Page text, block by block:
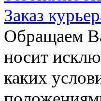
Заказ
Обращаем
носит
каких